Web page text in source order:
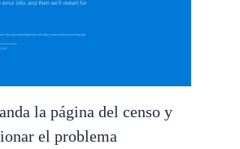
la página del censo y
el problema